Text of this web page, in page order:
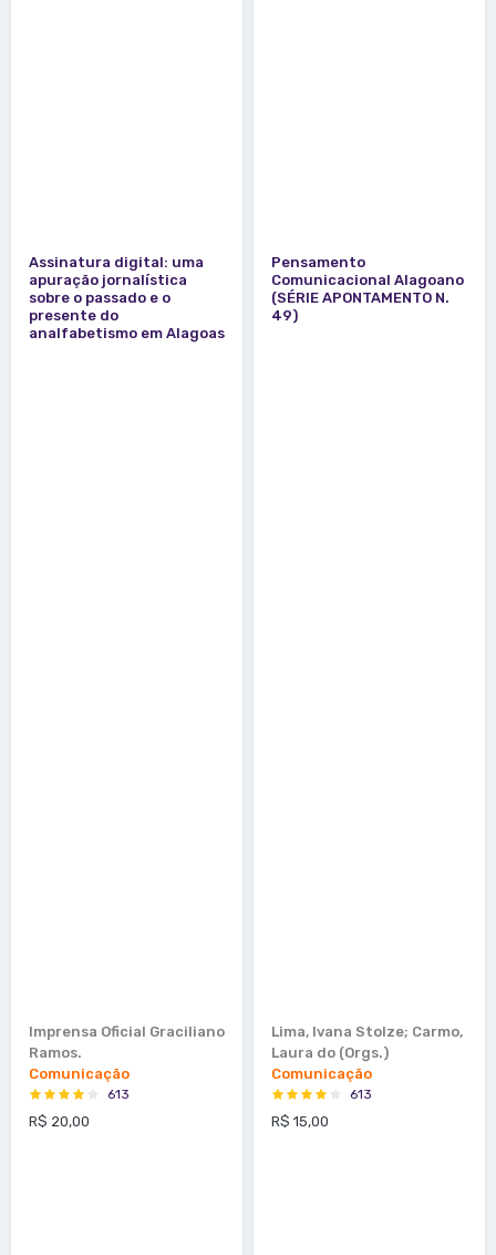
Assinatura digital: uma
apuração jornalística
sobre o passado e o
presente do
analfabetismo em Alagoas
Imprensa Oficial Graciliano
Ramos.
Comunicação
613
R$ 20,00
Pensamento
Comunicacional Alagoano
(SÉRIE APONTAMENTO N.
49)
Lima, Ivana Stolze; Carmo,
Laura do (Orgs.)
Comunicação
613
R$ 15,00